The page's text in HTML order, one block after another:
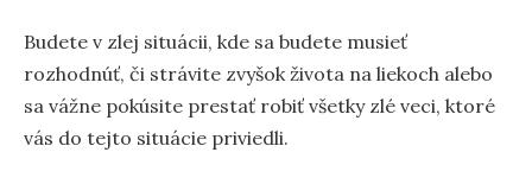
Budete v zlej situácii, kde sa budete musieť
rozhodnúť, či strávite zvyšok života na liekoch alebo
sa vážne pokúsite prestať robiť všetky zlé veci, ktoré
vás do tejto situácie priviedli.